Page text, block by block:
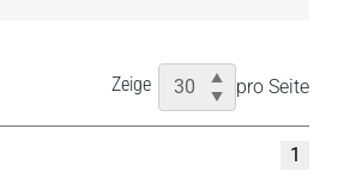
Zeige pro Seite
1